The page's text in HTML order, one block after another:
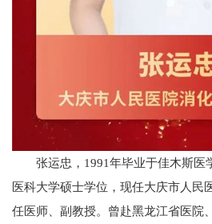
张运忠，1991年毕业于佳木斯医
医科大学硕士学位，现任大庆市人民
任医师、副教授。曾赴黑龙江省医院